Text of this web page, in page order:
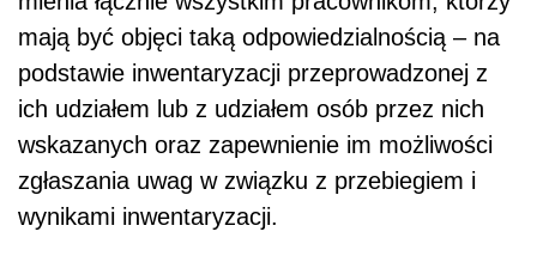
mają być objęci taką odpowiedzialnością – na
podstawie inwentaryzacji przeprowadzonej z
ich udziałem lub z udziałem osób przez nich
wskazanych oraz zapewnienie im możliwości
zgłaszania uwag w związku z przebiegiem i
wynikami inwentaryzacji.